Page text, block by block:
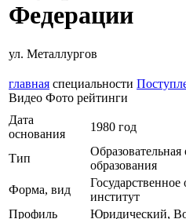
Федерации
ул. Металлургов
главная специальности
Видео Фото рейтинги
Дата
основания
1980 год
Тип
образования
Форма, вид
Государственное
институт
Профиль
Юридический,